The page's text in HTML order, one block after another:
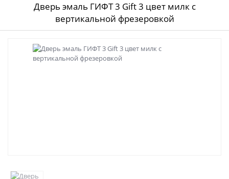
Дверь эмаль ГИФТ 3 Gift 3 цвет милк с
вертикальной фрезеровкой